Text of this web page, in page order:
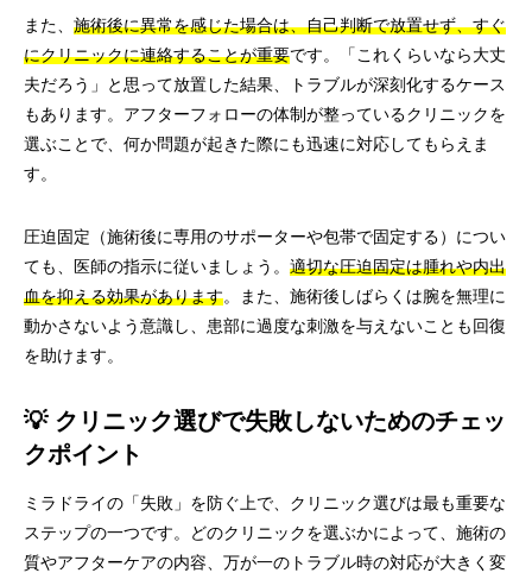
また、 施術後に異常を感じた場合は、自己判断で放置せず、すぐ
にクリニックに連絡することが重要です。「これくらいなら大丈
夫だろう」と思って放置した結果、トラブルが深刻化するケース
もあります。アフターフォローの体制が整っているクリニックを
選ぶことで、何か問題が起きた際にも迅速に対応してもらえま
す。
圧迫固定（施術後に専用のサポーターや包帯で固定する）につい
ても、医師の指示に従いましょう。 適切な圧迫固定は腫れや内出
血を抑える効果があります。また、施術後しばらくは腕を無理に
動かさないよう意識し、患部に過度な刺激を与えないことも回復
を助けます。
💡 クリニック選びで失敗しないためのチェッ
クポイント
ミラドライの「失敗」を防ぐ上で、クリニック選びは最も重要な
ステップの一つです。どのクリニックを選ぶかによって、施術の
質やアフターケアの内容、万が一のトラブル時の対応が大きく変